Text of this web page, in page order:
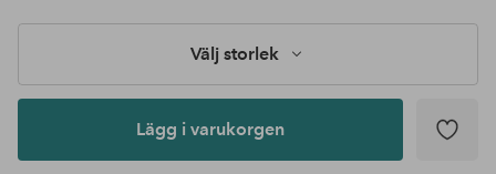
Välj storlek
Lägg i varukorgen